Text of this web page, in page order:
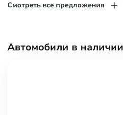
Смотреть все предложения
Автомобили в наличии